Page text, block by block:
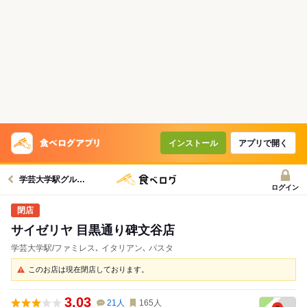
インストール アプリで開く
学芸大学駅グルメへ
ログイン
サイゼリヤ 目黒通り碑文谷店
学芸大学駅/ファミレス､ イタリアン､ パスタ
このお店は現在閉店しております。
3.03 21 人 165 人